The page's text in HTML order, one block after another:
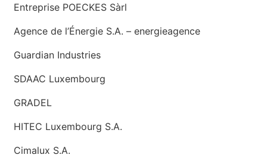
Entreprise POECKES Sàrl
Agence de l’Énergie S.A. – energieagence
Guardian Industries
SDAAC Luxembourg
GRADEL
HITEC Luxembourg S.A.
Cimalux S.A.